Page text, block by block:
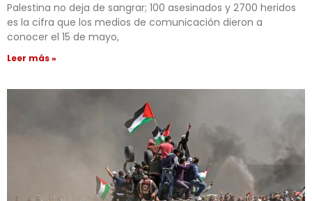
Palestina no deja de sangrar; 100 asesinados y 2700 heridos
es la cifra que los medios de comunicación dieron a
conocer el 15 de mayo,
Leer más »